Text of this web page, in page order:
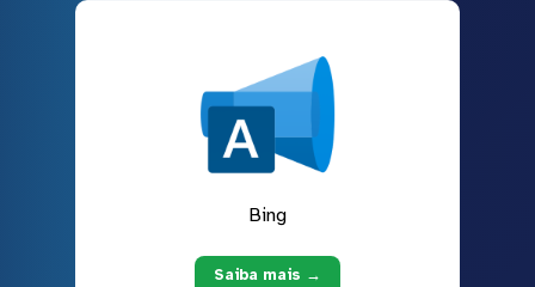
Bing
Saiba mais →